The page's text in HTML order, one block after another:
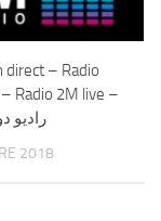
direct – Radio
Radio 2M live –
راديو
2018